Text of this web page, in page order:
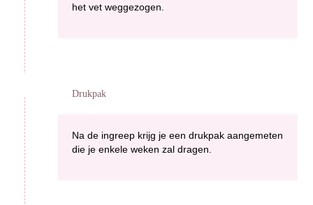
het vet weggezogen.
Drukpak
Na de ingreep krijg je een drukpak aangemeten
die je enkele weken zal dragen.